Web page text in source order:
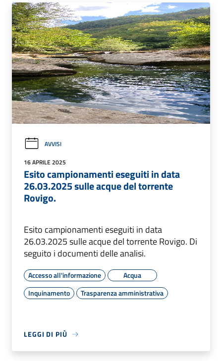
AVVISI
16 APRILE 2025
Esito campionamenti eseguiti in data
26.03.2025 sulle acque del torrente
Rovigo.
Esito campionamenti eseguiti in data
26.03.2025 sulle acque del torrente Rovigo. Di
seguito i documenti delle analisi.
Accesso all'informazione
Acqua
Inquinamento
Trasparenza amministrativa
LEGGI DI PIÙ